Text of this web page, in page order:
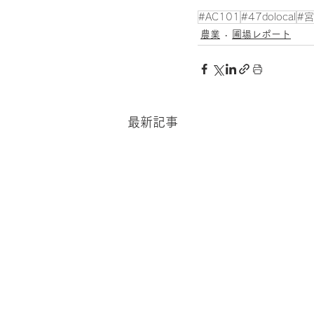
#AC101 #47dolocal #
農業
圃場レポート
最新記事